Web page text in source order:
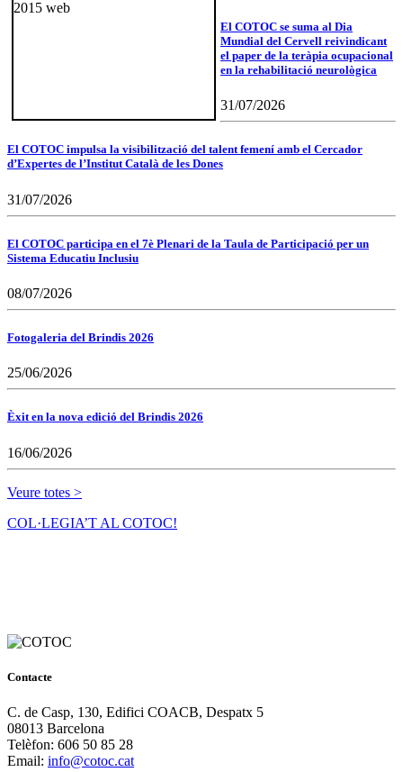
El COTOC se suma al Dia
Mundial del Cervell reivindicant
el paper de la teràpia ocupacional
en la rehabilitació neurològica
31/07/2026
El COTOC impulsa la visibilització del talent femení amb el Cercador
d’Expertes de l’Institut Català de les Dones
31/07/2026
El COTOC participa en el 7è Plenari de la Taula de Participació per un
Sistema Educatiu Inclusiu
08/07/2026
Fotogaleria del Brindis 2026
25/06/2026
Èxit en la nova edició del Brindis 2026
16/06/2026
Veure totes >
COL·LEGIA’T AL COTOC!
Contacte
C. de Casp, 130, Edifici COACB, Despatx 5
08013 Barcelona
Telèfon: 606 50 85 28
Email: info@cotoc.cat